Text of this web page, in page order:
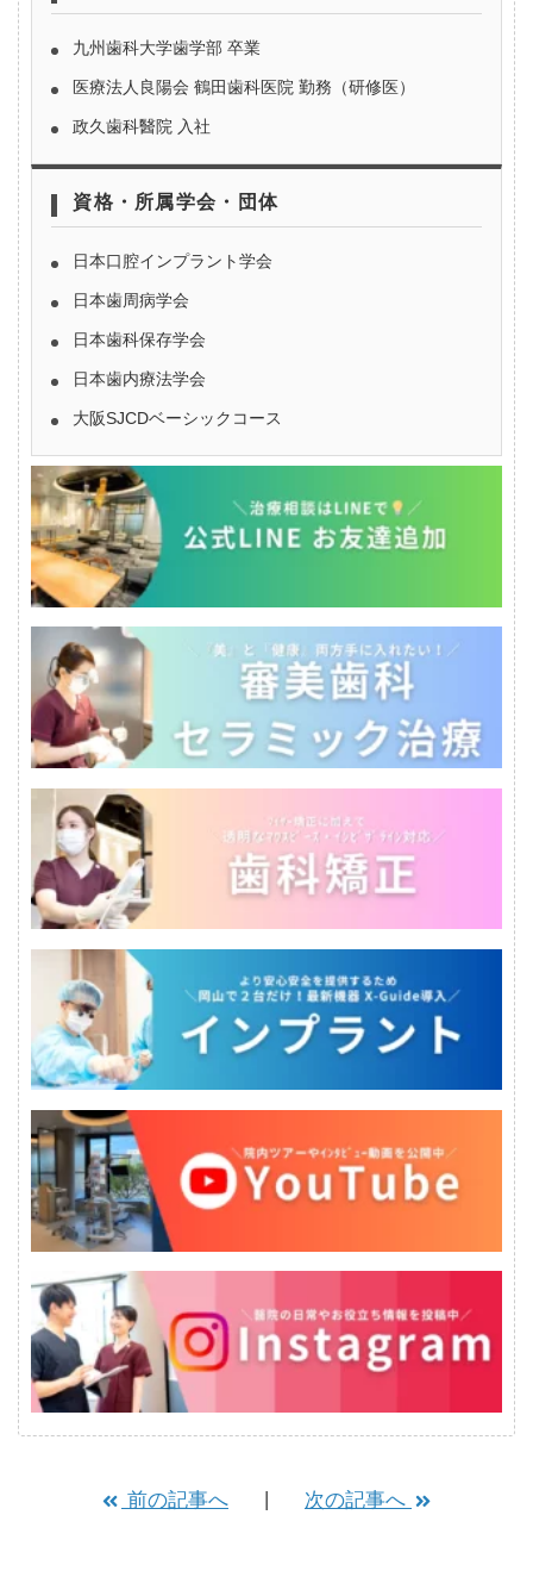
九州歯科大学歯学部 卒業
医療法人良陽会 鶴田歯科医院 勤務（研修医）
政久歯科醫院 入社
資格・所属学会・団体
日本口腔インプラント学会
日本歯周病学会
日本歯科保存学会
日本歯内療法学会
大阪SJCDベーシックコース
前の記事へ 次の記事へ